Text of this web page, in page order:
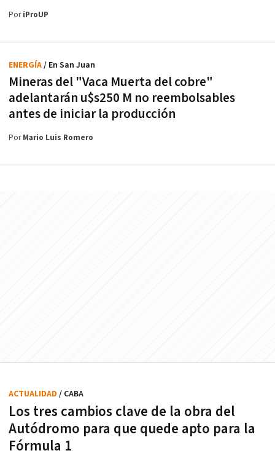
PoriProUP
Mineras del "Vaca Muerta del cobre"
adelantarán u$s250 M no reembolsables
antes de iniciar la producción
ENERGÍA/ En San Juan
PorMario Luis Romero
Los tres cambios clave de la obra del
Autódromo para que quede apto para la
Fórmula 1
ACTUALIDAD / CABA